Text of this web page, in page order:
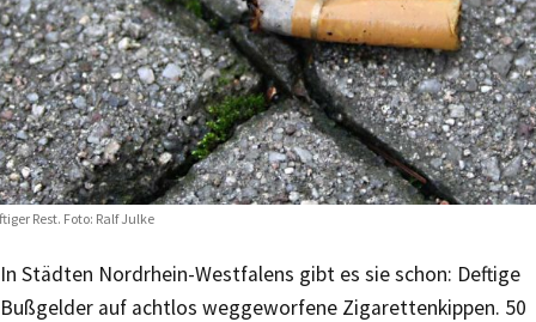
Rest. Foto: Ralf Julke
In Städten Nordrhein-Westfalens gibt es sie schon: Deftige
Bußgelder auf achtlos weggeworfene Zigarettenkippen. 50